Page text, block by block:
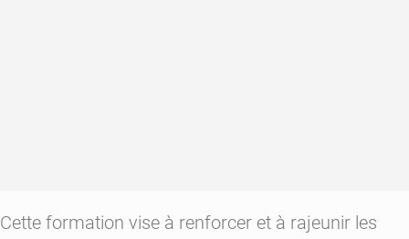
Cette formation vise à renforcer et à rajeunir les